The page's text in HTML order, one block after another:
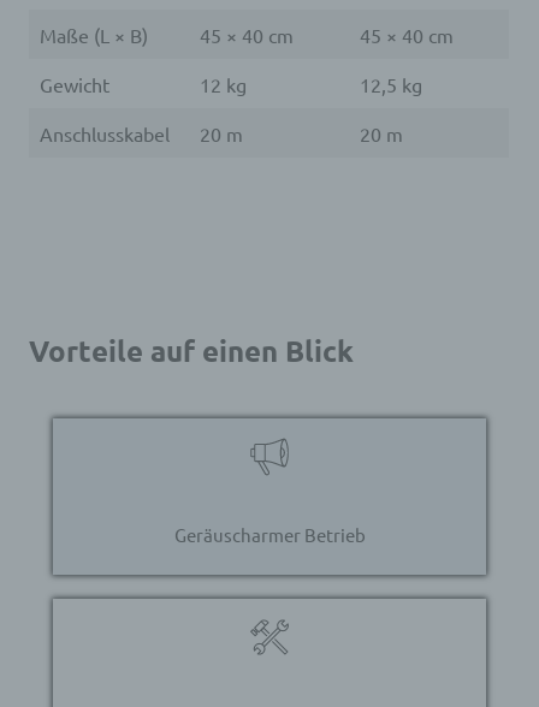
Maße (L × B) 45 × 40 cm 45 × 40 cm
Gewicht 12 kg 12,5 kg
Anschlusskabel 20 m 20 m
Vorteile auf einen Blick
Geräuscharmer Betrieb